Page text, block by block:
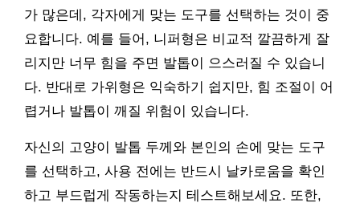
가 많은데, 각자에게 맞는 도구를 선택하는 것이 중
요합니다. 예를 들어, 니퍼형은 비교적 깔끔하게 잘
리지만 너무 힘을 주면 발톱이 으스러질 수 있습니
다. 반대로 가위형은 익숙하기 쉽지만, 힘 조절이 어
렵거나 발톱이 깨질 위험이 있습니다.
자신의 고양이 발톱 두께와 본인의 손에 맞는 도구
를 선택하고, 사용 전에는 반드시 날카로움을 확인
하고 부드럽게 작동하는지 테스트해보세요. 또한,